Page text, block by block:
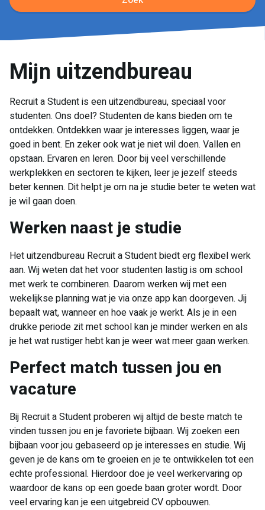
Mijn uitzendbureau
Recruit a Student is een uitzendbureau, speciaal voor
studenten. Ons doel? Studenten de kans bieden om te
ontdekken. Ontdekken waar je interesses liggen, waar je
goed in bent. En zeker ook wat je niet wil doen. Vallen en
opstaan. Ervaren en leren. Door bij veel verschillende
werkplekken en sectoren te kijken, leer je jezelf steeds
beter kennen. Dit helpt je om na je studie beter te weten wat
je wil gaan doen.
Werken naast je studie
Het uitzendbureau Recruit a Student biedt erg flexibel werk
aan. Wij weten dat het voor studenten lastig is om school
met werk te combineren. Daarom werken wij met een
wekelijkse planning wat je via onze app kan doorgeven. Jij
bepaalt wat, wanneer en hoe vaak je werkt. Als je in een
drukke periode zit met school kan je minder werken en als
je het wat rustiger hebt kan je weer wat meer gaan werken.
Perfect match tussen jou en
vacature
Bij Recruit a Student proberen wij altijd de beste match te
vinden tussen jou en je favoriete bijbaan. Wij zoeken een
bijbaan voor jou gebaseerd op je interesses en studie. Wij
geven je de kans om te groeien en je te ontwikkelen tot een
echte professional. Hierdoor doe je veel werkervaring op
waardoor de kans op een goede baan groter wordt. Door
veel ervaring kan je een uitgebreid CV opbouwen.